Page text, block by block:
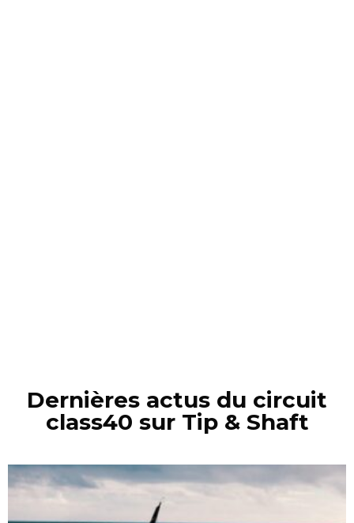
Dernières actus du circuit
class40 sur Tip & Shaft